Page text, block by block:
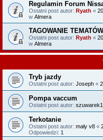
Regulamin Forum
Ostatni post autor: Ryath «
w Almera
TAGOWANIE
Ostatni post autor: Ryath «
w Almera
Tryb jazdy
Ostatni post autor: Joseph «
Pompa vaccum
Ostatni post autor:
Terkotanie
Ostatni post autor: mały v8 «
Odpowiedzi: 1